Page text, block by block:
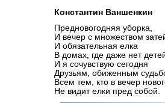
Константин Ваншенкин
Предновогодняя уборка,
И вечер с множеством
И обязательная елка
В домах, где даже нет
И я сочувствую сегодня
Друзьям, обиженным
Всем тем, кто в вечер
Не видит елки пред собой.